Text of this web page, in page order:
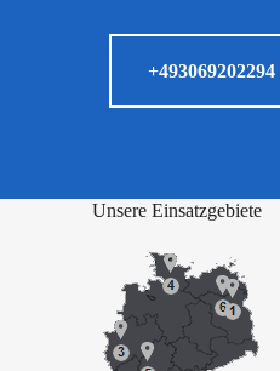
+493069202294
Unsere Einsatzgebiete